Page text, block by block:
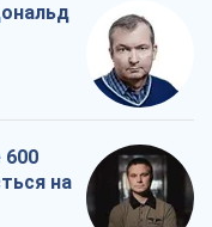
600
на